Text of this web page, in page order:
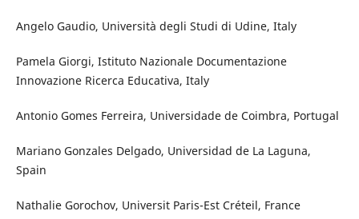
Angelo Gaudio, Università degli Studi di Udine, Italy
Pamela Giorgi, Istituto Nazionale Documentazione
Innovazione Ricerca Educativa, Italy
Antonio Gomes Ferreira, Universidade de Coimbra, Portugal
Mariano Gonzales Delgado, Universidad de La Laguna,
Spain
Nathalie Gorochov, Universit Paris-Est Créteil, France